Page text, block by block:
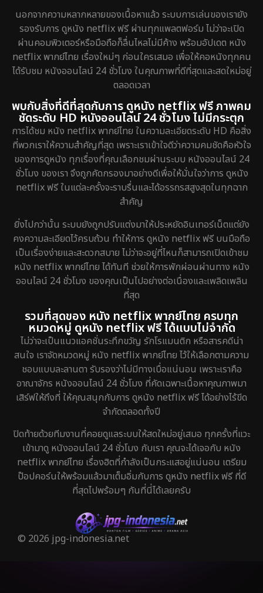
นอกจากความหลากหลายของเนื้อหาแล้ว ระบบการเล่นของเรายัง
รองรับการ ดูหนัง netflix ฟรี ผ่านทุกแพลตฟอร์ม ไม่ว่าจะเปิด
ผ่านคอมพิวเตอร์หรือมือถือก็ลื่นไหลไม่มีค้าง พร้อมอัปเดต หนัง
netflix พากย์ไทย เรื่องใหม่ๆ ก่อนใครเสมอ เพื่อให้คอหนังทุกคน
ได้รับชม หนังออนไลน์ 24 ชั่วโมง ในคุณภาพที่ดีที่สุดและสดใหม่อยู่
ตลอดเวลา
พบกับสิ่งที่ดีที่สุดกับการ ดูหนัง netflix ฟรี ภาพคม
ชัดระดับ HD หนังออนไลน์ 24 ชั่วโมง ไม่มีกระตุก
การได้ชม หนัง netflix พากย์ไทย ในความละเอียดระดับ HD คือสิ่ง
ที่พวกเราให้ความสำคัญที่สุด เพราะเราเข้าใจดีว่าความคมชัดคือหัวใจ
ของการดูหนัง ทุกเรื่องที่คุณเลือกชมผ่านระบบ หนังออนไลน์ 24
ชั่วโมง ของเรา จึงถูกคัดกรองมาอย่างดีเพื่อให้มั่นใจว่าการ ดูหนัง
netflix ฟรี ในแต่ละครั้งจะราบรื่นและได้อรรถรสสูงสุดในทุกฉาก
สำคัญ
ยิ่งไปกว่านั้น ระบบยังถูกปรับแต่งมาให้ประหยัดอินเทอร์เน็ตแต่ยัง
คงความละเอียดไว้ครบถ้วน ทำให้การ ดูหนัง netflix ฟรี บนมือถือ
เป็นเรื่องง่ายและสะดวกสบาย ไม่ว่าจะอยู่ที่ไหนก็สามารถเปิดเข้าชม
หนัง netflix พากย์ไทย ได้ทันที ช่วยให้การพักผ่อนผ่านทาง หนัง
ออนไลน์ 24 ชั่วโมง ของคุณเป็นไปอย่างต่อเนื่องและเพลิดเพลิน
ที่สุด
รวมที่สุดของ หนัง netflix พากย์ไทย ครบทุก
หมวดหมู่ ดูหนัง netflix ฟรี ได้แบบไม่จำกัด
ไม่ว่าจะเป็นแนวแอคชั่นระทึกขวัญ รักโรแมนติก หรือสารคดีน่า
สนใจ เราจัดหมวดหมู่ หนัง netflix พากย์ไทย ไว้ให้เลือกตามความ
ชอบแบบละลานตา รับรองว่าไม่มีทางเบื่อแน่นอน เพราะเราคือ
อาณาจักร หนังออนไลน์ 24 ชั่วโมง ที่คัดเฉพาะเนื้อหาคุณภาพมา
เสิร์ฟให้ถึงที่ ให้คุณสนุกกับการ ดูหนัง netflix ฟรี ได้อย่างไร้ขีด
จำกัดตลอดทั้งปี
ปิดท้ายด้วยทีมงานที่คอยดูแลระบบให้สดใหม่อยู่เสมอ ทุกครั้งที่แวะ
เข้ามาดู หนังออนไลน์ 24 ชั่วโมง กับเรา คุณจะได้เจอกับ หนัง
netflix พากย์ไทย เรื่องฮิตที่กำลังเป็นกระแสอยู่แน่นอน เตรียม
ป๊อปคอร์นให้พร้อมแล้วมาเต็มอิ่มกับการ ดูหนัง netflix ฟรี ที่ดี
ที่สุดไปพร้อมๆ กันที่นี่ได้เลยครับ
© 2026 jpg-indonesia.net